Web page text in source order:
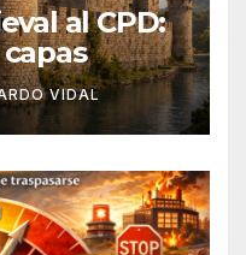
al CPD:
VIDAL